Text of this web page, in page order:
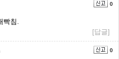
0
침.
[답글]
0